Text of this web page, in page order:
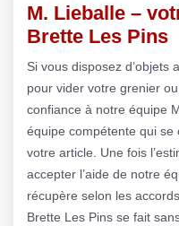
M. Lieballe –
Brette Les Pins
Si vous disposez d’objets
pour vider votre grenier
confiance à notre équipe
équipe compétente qui se
votre article. Une fois
accepter l’aide de notre
récupère selon les
Brette Les Pins se fait